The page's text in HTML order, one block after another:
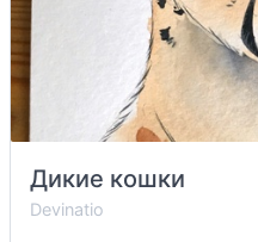
Дикие кошки
Devinatio